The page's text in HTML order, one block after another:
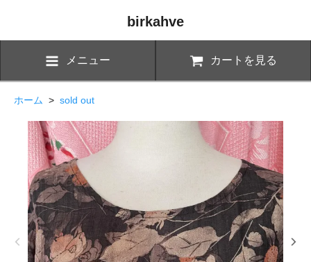
birkahve
メニュー カートを見る
ホーム > sold out